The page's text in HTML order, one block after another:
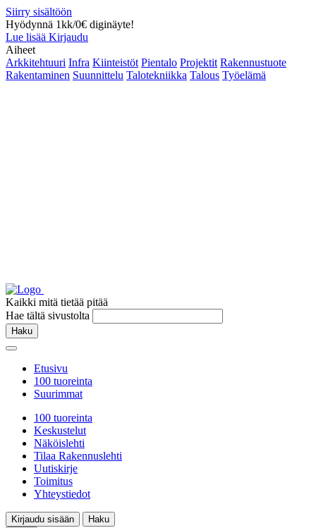
Siirry sisältöön
Hyödynnä 1kk/0€ diginäyte!
Lue lisää Kirjaudu
Aiheet
Arkkitehtuuri Infra Kiinteistöt Pientalo Projektit Rakennustuote
Rakentaminen Suunnittelu Talotekniikka Talous Työelämä
Kaikki mitä tietää pitää
Hae tältä sivustolta
Haku
Etusivu
100 tuoreinta
Suurimmat
100 tuoreinta
Keskustelut
Näköislehti
Tilaa Rakennuslehti
Uutiskirje
Toimitus
Yhteystiedot
Kirjaudu sisään
Haku